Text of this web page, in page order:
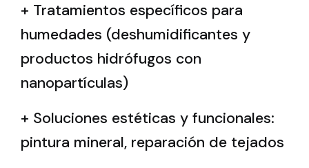
+ Tratamientos específicos para
humedades (deshumidificantes y
productos hidrófugos con
nanopartículas)
+ Soluciones estéticas y funcionales:
pintura mineral, reparación de tejados